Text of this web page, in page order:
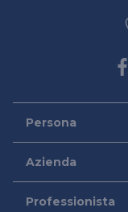
Persona
Azienda
Professionista